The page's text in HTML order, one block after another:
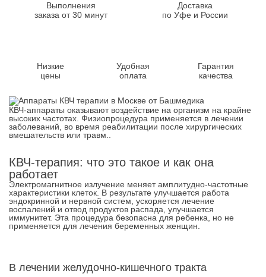
Выполнения
заказа от 30 минут
Доставка
по Уфе и России
Низкие
цены
Удобная
оплата
Гарантия
качества
КВЧ-аппараты оказывают воздействие на организм на крайне
высоких частотах. Физиопроцедура применяется в лечении
заболеваний, во время реабилитации после хирургических
вмешательств или травм..
КВЧ-терапия: что это такое и как она
работает
Электромагнитное излучение меняет амплитудно-частотные
характеристики клеток. В результате улучшается работа
эндокринной и нервной систем, ускоряется лечение
воспалений и отвод продуктов распада, улучшается
иммунитет. Эта процедура безопасна для ребенка, но не
применяется для лечения беременных женщин.
В лечении желудочно-кишечного тракта